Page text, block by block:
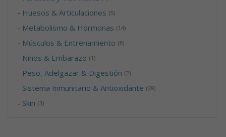
- Huesos & Articulaciones (5)
- Metabolismo & Hormonas (14)
- Músculos & Entrenamiento (8)
- Niños & Embarazo (1)
- Peso, Adelgazar & Digestión (2)
- Sistema Inmunitario & Antioxidante (29)
- Skin (3)